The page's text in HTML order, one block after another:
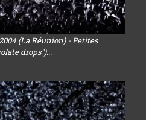
(La Réunion) - Petites
drops")...